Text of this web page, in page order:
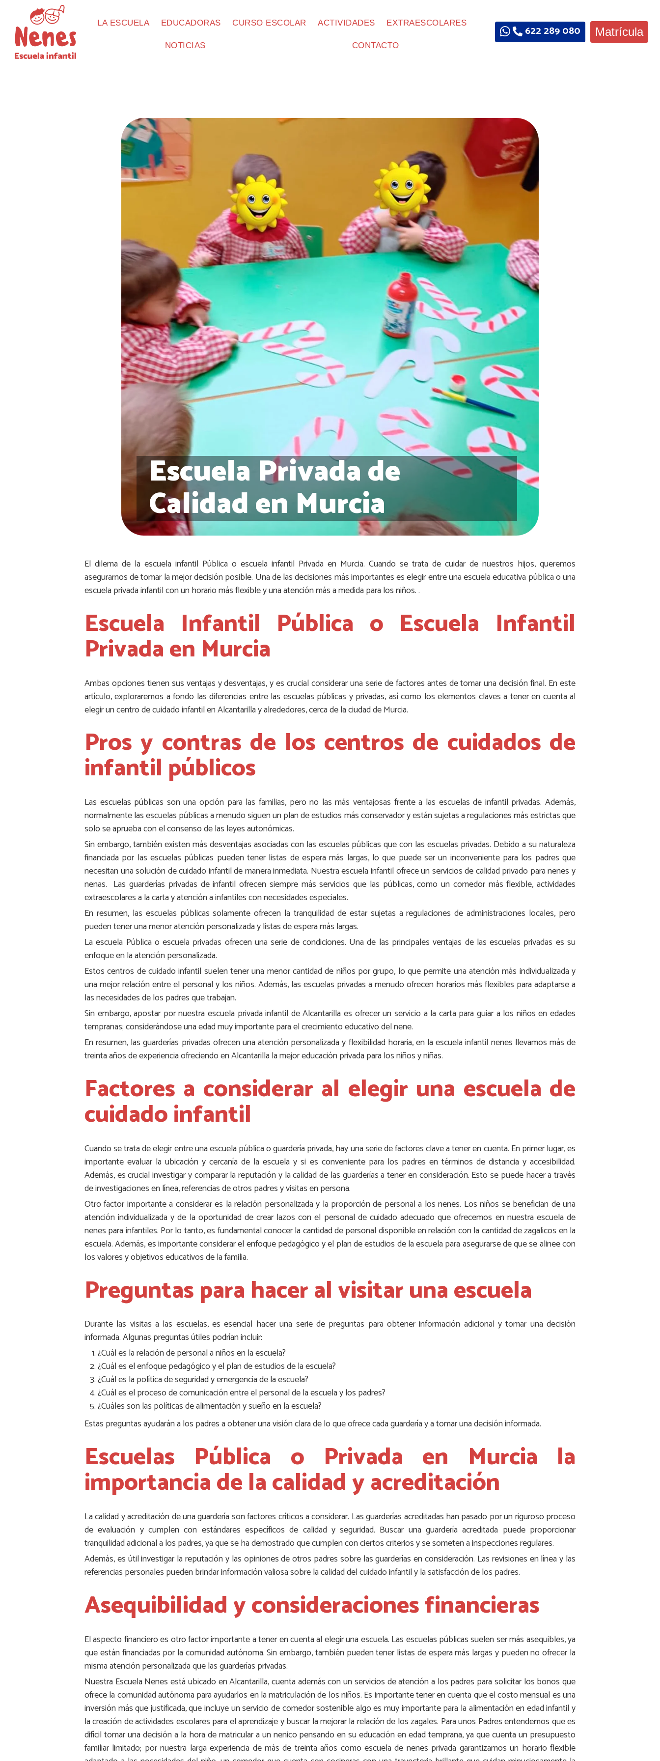
LA ESCUELA EDUCADORAS CURSO ESCOLAR ACTIVIDADES EXTRAESCOLARES
NOTICIAS CONTACTO
622 289 080 Matrícula
Escuela Privada de
Calidad en Murcia
El dilema de la escuela infantil Pública o escuela infantil Privada en Murcia. Cuando se trata de cuidar de nuestros hijos, queremos
asegurarnos de tomar la mejor decisión posible. Una de las decisiones más importantes es elegir entre una escuela educativa pública o una
escuela privada infantil con un horario más flexible y una atención más a medida para los niños. .
Escuela Infantil Pública o Escuela Infantil
Privada en Murcia
Ambas opciones tienen sus ventajas y desventajas, y es crucial considerar una serie de factores antes de tomar una decisión final. En este
artículo, exploraremos a fondo las diferencias entre las escuelas públicas y privadas, así como los elementos claves a tener en cuenta al
elegir un centro de cuidado infantil en Alcantarilla y alrededores, cerca de la ciudad de Murcia.
Pros y contras de los centros de cuidados de
infantil públicos
Las escuelas públicas son una opción para las familias, pero no las más ventajosas frente a las escuelas de infantil privadas. Además,
normalmente las escuelas públicas a menudo siguen un plan de estudios más conservador y están sujetas a regulaciones más estrictas que
solo se aprueba con el consenso de las leyes autonómicas.
Sin embargo, también existen más desventajas asociadas con las escuelas públicas que con las escuelas privadas. Debido a su naturaleza
financiada por las escuelas públicas pueden tener listas de espera más largas, lo que puede ser un inconveniente para los padres que
necesitan una solución de cuidado infantil de manera inmediata. Nuestra escuela infantil ofrece un servicios de calidad privado para nenes y
nenas. Las guarderías privadas de infantil ofrecen siempre más servicios que las públicas, como un comedor más flexible, actividades
extraescolares a la carta y atención a infantiles con necesidades especiales.
En resumen, las escuelas públicas solamente ofrecen la tranquilidad de estar sujetas a regulaciones de administraciones locales, pero
pueden tener una menor atención personalizada y listas de espera más largas.
La escuela Pública o escuela privadas ofrecen una serie de condiciones. Una de las principales ventajas de las escuelas privadas es su
enfoque en la atención personalizada.
Estos centros de cuidado infantil suelen tener una menor cantidad de niños por grupo, lo que permite una atención más individualizada y
una mejor relación entre el personal y los niños. Además, las escuelas privadas a menudo ofrecen horarios más flexibles para adaptarse a
las necesidades de los padres que trabajan.
Sin embargo, apostar por nuestra escuela privada infantil de Alcantarilla es ofrecer un servicio a la carta para guiar a los niños en edades
tempranas; considerándose una edad muy importante para el crecimiento educativo del nene.
En resumen, las guarderías privadas ofrecen una atención personalizada y flexibilidad horaria, en la escuela infantil nenes llevamos más de
treinta años de experiencia ofreciendo en Alcantarilla la mejor educación privada para los niños y niñas.
Factores a considerar al elegir una escuela de
cuidado infantil
Cuando se trata de elegir entre una escuela pública o guardería privada, hay una serie de factores clave a tener en cuenta. En primer lugar, es
importante evaluar la ubicación y cercanía de la escuela y si es conveniente para los padres en términos de distancia y accesibilidad.
Además, es crucial investigar y comparar la reputación y la calidad de las guarderías a tener en consideración. Esto se puede hacer a través
de investigaciones en línea, referencias de otros padres y visitas en persona.
Otro factor importante a considerar es la relación personalizada y la proporción de personal a los nenes. Los niños se benefician de una
atención individualizada y de la oportunidad de crear lazos con el personal de cuidado adecuado que ofrecemos en nuestra escuela de
nenes para infantiles. Por lo tanto, es fundamental conocer la cantidad de personal disponible en relación con la cantidad de zagalicos en la
escuela. Además, es importante considerar el enfoque pedagógico y el plan de estudios de la escuela para asegurarse de que se alinee con
los valores y objetivos educativos de la familia.
Preguntas para hacer al visitar una escuela
Durante las visitas a las escuelas, es esencial hacer una serie de preguntas para obtener información adicional y tomar una decisión
informada. Algunas preguntas útiles podrían incluir:
¿Cuál es la relación de personal a niños en la escuela?
¿Cuál es el enfoque pedagógico y el plan de estudios de la escuela?
¿Cuál es la política de seguridad y emergencia de la escuela?
¿Cuál es el proceso de comunicación entre el personal de la escuela y los padres?
¿Cuáles son las políticas de alimentación y sueño en la escuela?
Estas preguntas ayudarán a los padres a obtener una visión clara de lo que ofrece cada guardería y a tomar una decisión informada.
Escuelas Pública o Privada en Murcia la
importancia de la calidad y acreditación
La calidad y acreditación de una guardería son factores críticos a considerar. Las guarderías acreditadas han pasado por un riguroso proceso
de evaluación y cumplen con estándares específicos de calidad y seguridad. Buscar una guardería acreditada puede proporcionar
tranquilidad adicional a los padres, ya que se ha demostrado que cumplen con ciertos criterios y se someten a inspecciones regulares.
Además, es útil investigar la reputación y las opiniones de otros padres sobre las guarderías en consideración. Las revisiones en línea y las
referencias personales pueden brindar información valiosa sobre la calidad del cuidado infantil y la satisfacción de los padres.
Asequibilidad y consideraciones financieras
El aspecto financiero es otro factor importante a tener en cuenta al elegir una escuela. Las escuelas públicas suelen ser más asequibles, ya
que están financiadas por la comunidad autónoma. Sin embargo, también pueden tener listas de espera más largas y pueden no ofrecer la
misma atención personalizada que las guarderías privadas.
Nuestra Escuela Nenes está ubicado en Alcantarilla, cuenta además con un servicios de atención a los padres para solicitar los bonos que
ofrece la comunidad autónoma para ayudarlos en la matriculación de los niños. Es importante tener en cuenta que el costo mensual es una
inversión más que justificada, que incluye un servicio de comedor sostenible algo es muy importante para la alimentación en edad infantil y
la creación de actividades escolares para el aprendizaje y buscar la mejorar la relación de los zagales. Para unos Padres entendemos que es
difícil tomar una decisión a la hora de matricular a un nenico pensando en su educación en edad temprana, ya que cuenta un presupuesto
familiar limitado; por nuestra larga experiencia de más de treinta años como escuela de nenes privada garantizamos un horario flexible